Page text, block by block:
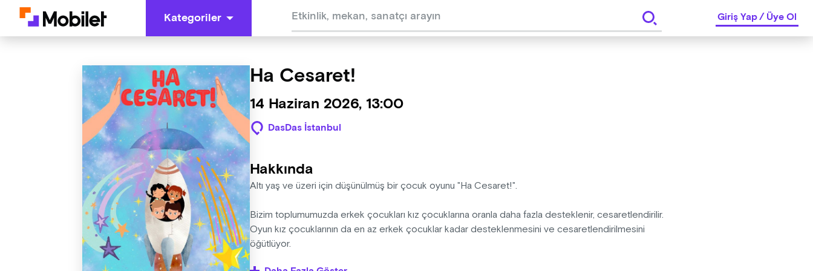
Kategoriler Giriş Yap/Üye Ol
Ha Cesaret!
14 Haziran 2026, 13:00
DasDas İstanbul
Hakkında
Altı yaş ve üzeri için düşünülmüş bir çocuk oyunu "Ha Cesaret!".
Bizim toplumumuzda erkek çocukları kız çocuklarına oranla daha fazla desteklenir, cesaretlendirilir.
Oyun kız çocuklarının da en az erkek çocuklar kadar desteklenmesini ve cesaretlendirilmesini
öğütlüyor.